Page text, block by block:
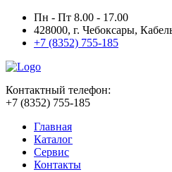
Пн - Пт 8.00 - 17.00
428000, г. Чебоксары,
+7 (8352) 755-185
Контактный телефон:
+7 (8352) 755-185
Главная
Каталог
Сервис
Контакты